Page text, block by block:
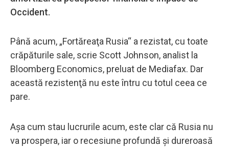
Occident.
Până acum, „Fortăreaţa Rusia“ a rezistat, cu toate
crăpăturile sale, scrie Scott Johnson, analist la
Bloomberg Economics, preluat de Mediafax. Dar
această rezistenţă nu este întru cu totul ceea ce
pare.
Aşa cum stau lucrurile acum, este clar că Rusia nu
va prospera, iar o recesiune profundă şi dureroasă